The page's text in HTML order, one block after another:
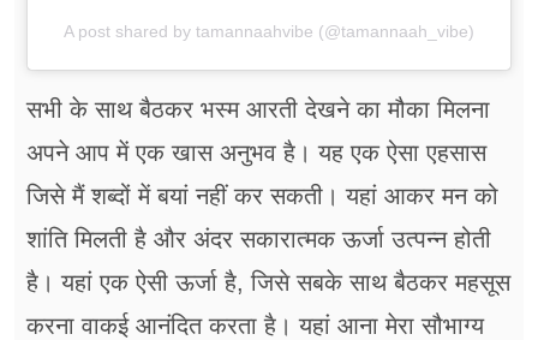
A post shared by tamannaahvibe (@tamannaah_vibe)
सभी के साथ बैठकर भस्म आरती देखने का मौका मिलना
अपने आप में एक खास अनुभव है। यह एक ऐसा एहसास
जिसे मैं शब्दों में बयां नहीं कर सकती। यहां आकर मन को
शांति मिलती है और अंदर सकारात्मक ऊर्जा उत्पन्न होती
है। यहां एक ऐसी ऊर्जा है, जिसे सबके साथ बैठकर महसूस
करना वाकई आनंदित करता है। यहां आना मेरा सौभाग्य